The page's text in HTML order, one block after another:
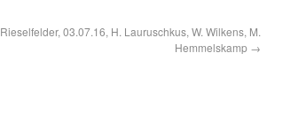
Rieselfelder, 03.07.16, H. Lauruschkus, W. Wilkens, M.
Hemmelskamp →